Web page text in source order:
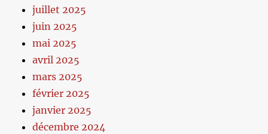
juillet 2025
juin 2025
mai 2025
avril 2025
mars 2025
février 2025
janvier 2025
décembre 2024